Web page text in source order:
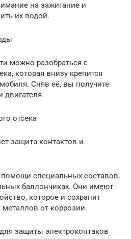
на зажигание и
их водой.
можно разобраться с
которая внизу крепится
Сняв её, вы получите
двигателя.
отсека
защита контактов и
специальных составов,
баллончиках. Они имеют
которое и сохранит
от коррозии.
защиты электроконтаков